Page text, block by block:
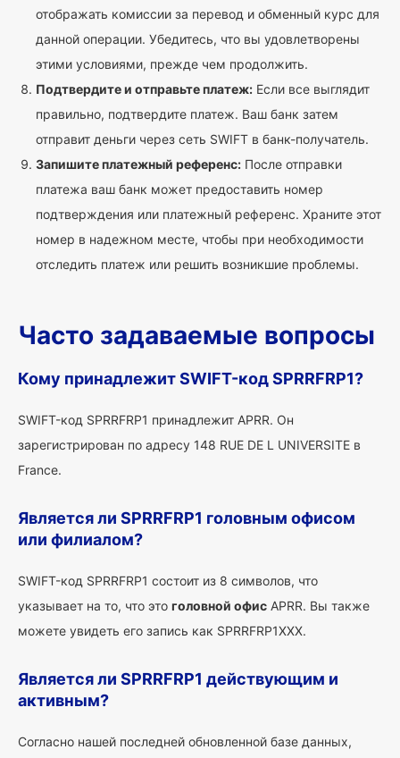
отображать комиссии за перевод и обменный курс для
данной операции. Убедитесь, что вы удовлетворены
этими условиями, прежде чем продолжить.
Подтвердите и отправьте платеж: Если все выглядит
правильно, подтвердите платеж. Ваш банк затем
отправит деньги через сеть SWIFT в банк-получатель.
Запишите платежный референс: После отправки
платежа ваш банк может предоставить номер
подтверждения или платежный референс. Храните этот
номер в надежном месте, чтобы при необходимости
отследить платеж или решить возникшие проблемы.
Часто задаваемые вопросы
Кому принадлежит SWIFT-код SPRRFRP1?
SWIFT-код SPRRFRP1 принадлежит APRR. Он
зарегистрирован по адресу 148 RUE DE L UNIVERSITE в
France.
Является ли SPRRFRP1 головным офисом
или филиалом?
SWIFT-код SPRRFRP1 состоит из 8 символов, что
указывает на то, что это головной офис APRR. Вы также
можете увидеть его запись как SPRRFRP1XXX.
Является ли SPRRFRP1 действующим и
активным?
Согласно нашей последней обновленной базе данных,